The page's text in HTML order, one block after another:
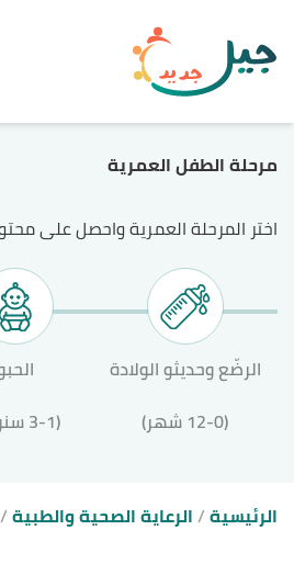
مرحلة الطفل العمرية
اختر المرحلة العمرية واحصل على
الرضّع وحديثو الولادة
(12-0 شهر)
(3-1 سنوات)
الرئيسية الرعاية الصحية والطبية